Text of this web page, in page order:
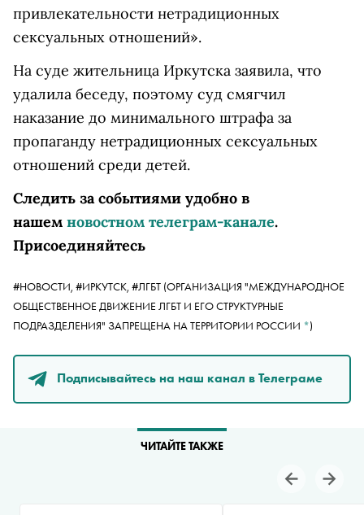
привлекательности нетрадиционных
сексуальных отношений».
На суде жительница Иркутска заявила, что
удалила беседу, поэтому суд смягчил
наказание до минимального штрафа за
пропаганду нетрадиционных сексуальных
отношений среди детей.
Следить за событиями удобно в
нашем новостном телеграм-канале.
Присоединяйтесь
#НОВОСТИ, #ИРКУТСК, #ЛГБТ (ОРГАНИЗАЦИЯ "МЕЖДУНАРОДНОЕ
ОБЩЕСТВЕННОЕ ДВИЖЕНИЕ ЛГБТ И ЕГО СТРУКТУРНЫЕ
ПОДРАЗДЕЛЕНИЯ" ЗАПРЕЩЕНА НА ТЕРРИТОРИИ РОССИИ *)
Подписывайтесь на наш канал в Телеграме
ЧИТАЙТЕ ТАКЖЕ